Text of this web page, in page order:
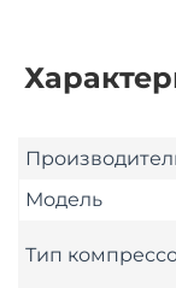
Модель
Тип